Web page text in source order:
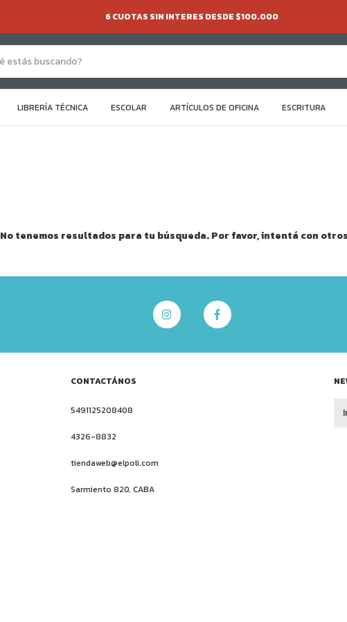
6 CUOTAS SIN INTERES DESDE $100.000
LIBRERÍA TÉCNICA ESCOLAR ARTÍCULOS DE OFICINA ESCRITURA
No tenemos resultados para tu búsqueda. Por favor, intentá con
CONTACTÁNOS
5491125208408
4326-8832
tiendaweb@elpoli.com
Sarmiento 820, CABA